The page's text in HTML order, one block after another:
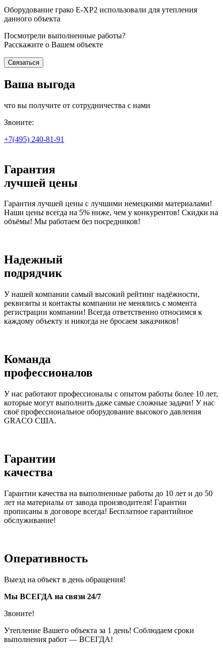
Оборудование грако Е-ХР2 использовали для утепления
данного объекта
Посмотрели выполненные работы?
Расскажите о Вашем объекте
Связаться
Ваша выгода
что вы получите от сотрудничества с нами
Звоните:
+7(495) 240-81-91
Гарантия
лучшей цены
Гарантия лучшей цены с лучшими немецкими материалами!
Наши цены всегда на 5% ниже, чем у конкурентов! Скидки на
объёмы! Мы работаем без посредников!
Надежный
подрядчик
У нашей компании самый высокий рейтинг надёжности,
реквизиты и контакты компании не менялись с момента
регистрации компании! Всегда ответственно относимся к
каждому объекту и никогда не бросаем заказчиков!
Команда
профессионалов
У нас работают профессионалы с опытом работы более 10 лет,
которые могут выполнить даже самые сложные задачи! У нас
своё профессиональное оборудование высокого давления
GRACO США.
Гарантии
качества
Гарантии качества на выполненные работы до 10 лет и до 50
лет на материалы от завода производителя! Гарантии
прописаны в договоре всегда! Бесплатное гарантийное
обслуживание!
Оперативность
Выезд на объект в день обращения!
Мы ВСЕГДА на связи 24/7
Звоните!
Утепление Вашего объекта за 1 день! Соблюдаем сроки
выполнения работ — ВСЕГДА!